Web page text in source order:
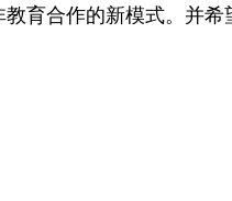
育合作的新模式。并